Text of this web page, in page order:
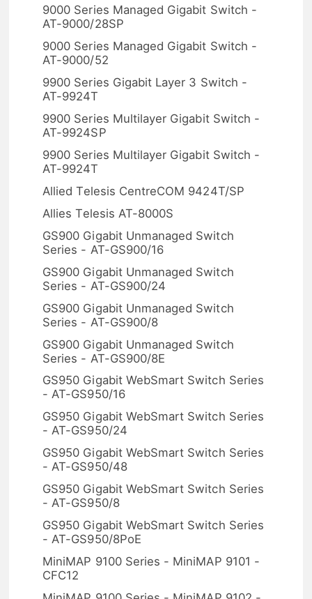
9000 Series Managed Gigabit Switch -
AT-9000/28SP
9000 Series Managed Gigabit Switch -
AT-9000/52
9900 Series Gigabit Layer 3 Switch -
AT-9924T
9900 Series Multilayer Gigabit Switch -
AT-9924SP
9900 Series Multilayer Gigabit Switch -
AT-9924T
Allied Telesis CentreCOM 9424T/SP
Allies Telesis AT-8000S
GS900 Gigabit Unmanaged Switch
Series - AT-GS900/16
GS900 Gigabit Unmanaged Switch
Series - AT-GS900/24
GS900 Gigabit Unmanaged Switch
Series - AT-GS900/8
GS900 Gigabit Unmanaged Switch
Series - AT-GS900/8E
GS950 Gigabit WebSmart Switch Series
- AT-GS950/16
GS950 Gigabit WebSmart Switch Series
- AT-GS950/24
GS950 Gigabit WebSmart Switch Series
- AT-GS950/48
GS950 Gigabit WebSmart Switch Series
- AT-GS950/8
GS950 Gigabit WebSmart Switch Series
- AT-GS950/8PoE
MiniMAP 9100 Series - MiniMAP 9101 -
CFC12